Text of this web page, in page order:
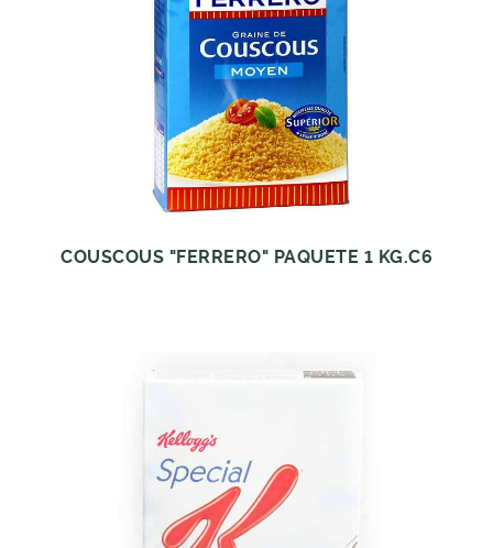
COUSCOUS "FERRERO" PAQUETE 1 KG.C6